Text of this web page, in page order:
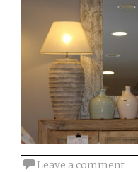
Leave a comment